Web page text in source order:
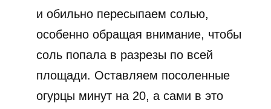
и обильно пересыпаем солью,
особенно обращая внимание, чтобы
соль попала в разрезы по всей
площади. Оставляем посоленные
огурцы минут на 20, а сами в это